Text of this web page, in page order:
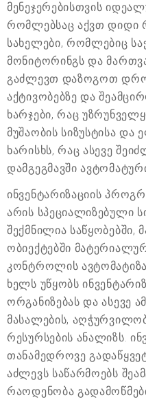
მენეჯერებისთვის
რომლებსაც აქვთ დიდი
სახელები, რომლებიც
მონიტორინგს და
გაძლევთ დაზოგოთ
აქტივობებზე და
ხარჯები, რაც
მუშაობის სიზუსტისა
ხარისხს, რაც ასევე
დამგეგმავში
ინვენტარიზაციის
არის სპეციალიზებული
შექმნილია საწყობებში,
ობიექტებში
კონტროლის
ხელს უწყობს
ორგანიზებას და ასევე
მასალების,
რესურსების ანალიზს.
თანამედროვე
აძლევს საწარმოებს
რაოდენობა